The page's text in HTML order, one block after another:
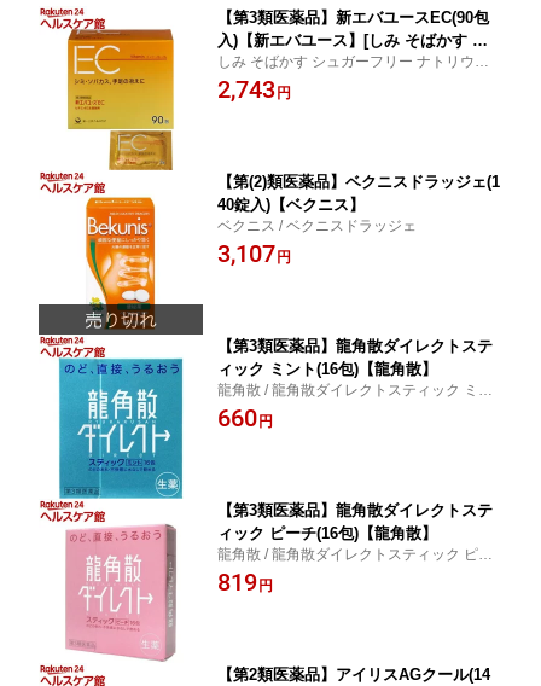
【第3類医薬品】新エバユースEC(90包
入)【新エバユース】[しみ そばかす シ
ュガーフリー ナトリウムフリー]
しみ そばかす シュガーフリー ナトリウム
フリー / 新エバユース / 新エバユースEC
2,743円
【第(2)類医薬品】ベクニスドラッジェ(1
40錠入)【ベクニス】
ベクニス / ベクニスドラッジェ
3,107円
【第3類医薬品】龍角散ダイレクトステ
ィック ミント(16包)【龍角散】
龍角散 / 龍角散ダイレクトスティック ミン
ト
660円
【第3類医薬品】龍角散ダイレクトステ
ィック ピーチ(16包)【龍角散】
龍角散 / 龍角散ダイレクトスティック ピー
チ
819円
【第2類医薬品】アイリスAGクール(14